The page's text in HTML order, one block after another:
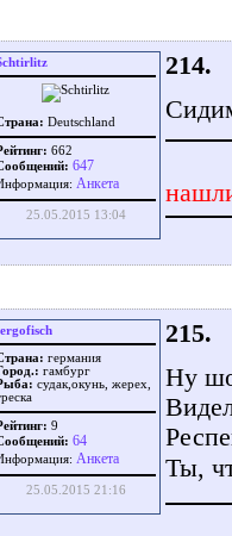
Deutschland
662
647
Aнкета
25.05.2015 13:04
214.
германия
гамбург
судак,окунь, жерех,
9
64
Aнкета
25.05.2015 21:16
215.
Ну
Ты,